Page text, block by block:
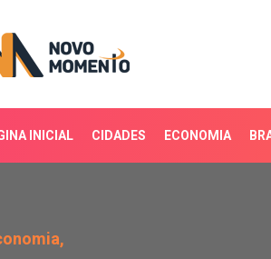
INICIAL CIDADES ECONOMIA